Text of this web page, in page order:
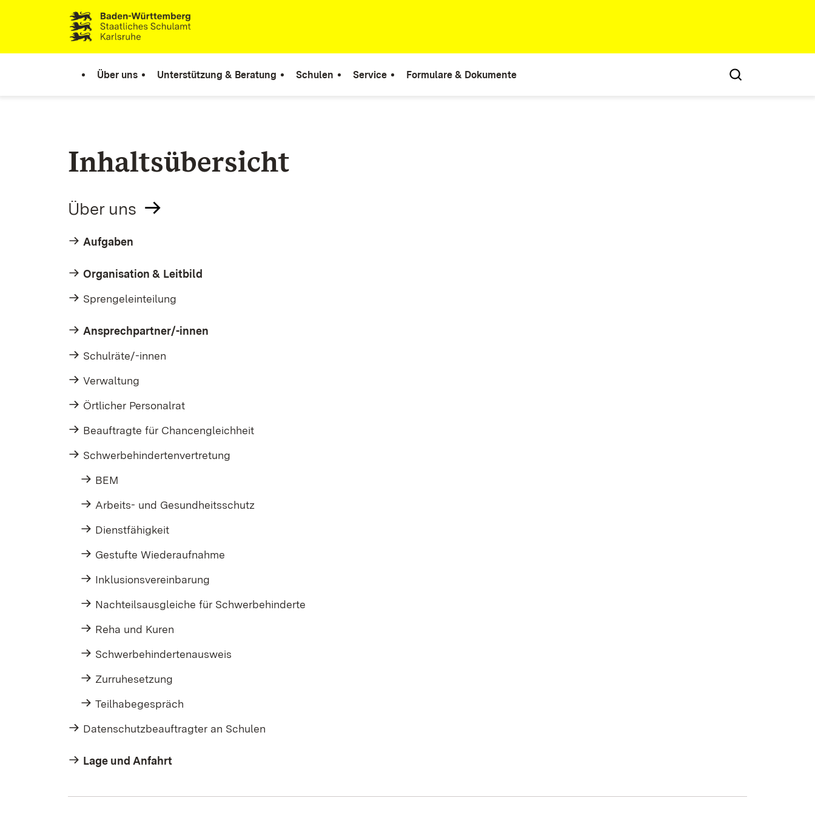
Zum Inhalt springen
Link zur Startseite
Über uns Unterstützung & Beratung Schulen Service Formulare & Dokumente
Inhaltsübersicht
Über uns
Aufgaben
Organisation & Leitbild
Sprengeleinteilung
Ansprechpartner/-innen
Schulräte/-innen
Verwaltung
Örtlicher Personalrat
Beauftragte für Chancengleichheit
Schwerbehindertenvertretung
BEM
Arbeits- und Gesundheitsschutz
Dienstfähigkeit
Gestufte Wiederaufnahme
Inklusionsvereinbarung
Nachteilsausgleiche für Schwerbehinderte
Reha und Kuren
Schwerbehindertenausweis
Zurruhesetzung
Teilhabegespräch
Datenschutzbeauftragter an Schulen
Lage und Anfahrt